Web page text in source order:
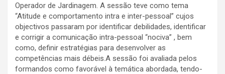
Operador de Jardinagem. A sessão teve como tema
“Atitude e comportamento intra e inter-pessoal” cujos
objectivos passaram por identificar debilidades, identificar
e corrigir a comunicação intra-pessoal “nociva” , bem
como, definir estratégias para desenvolver as
competências mais débeis.A sessão foi avaliada pelos
formandos como favorável à temática abordada, tendo-